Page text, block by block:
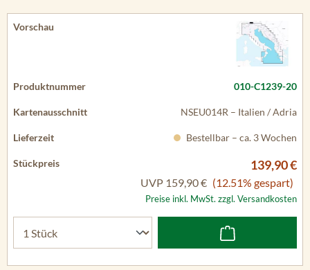
010-C1239-20
NSEU014R – Italien / Adria
Bestellbar – ca. 3 Wochen
139,90 €
UVP 159,90 € (12.51% gespart)
Preise inkl. MwSt. zzgl. Versandkosten